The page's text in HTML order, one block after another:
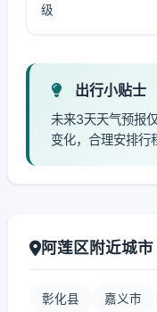
级
出行小贴士
未来3天天气预报
变化，合理安排行
阿莲区附近城市
彰化县 嘉义市